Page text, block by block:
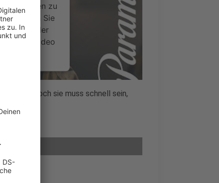
Daten zu
lesen Sie
Sie der
dieses Video
Management
landen. Doch sie muss schnell sein,